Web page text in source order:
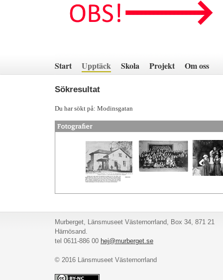
innehåll
Start Upptäck Skola Projekt Om oss
Sökresultat
Du har sökt på: Modinsgatan
Murberget, Länsmuseet Västernorrland, Box 34, 871 21
Härnösand.
tel 0611-886 00 hej@murberget.se
© 2016 Länsmuseet Västernorrland